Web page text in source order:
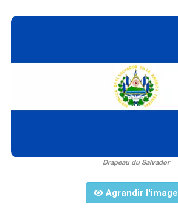
Drapeau du Salvador
Agrandir l'image